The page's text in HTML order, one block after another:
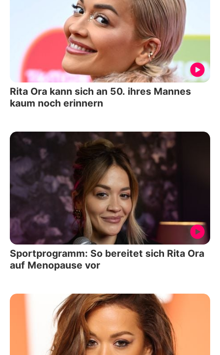
Rita Ora kann sich an 50. ihres Mannes
kaum noch erinnern
Sportprogramm: So bereitet sich Rita Ora
auf Menopause vor